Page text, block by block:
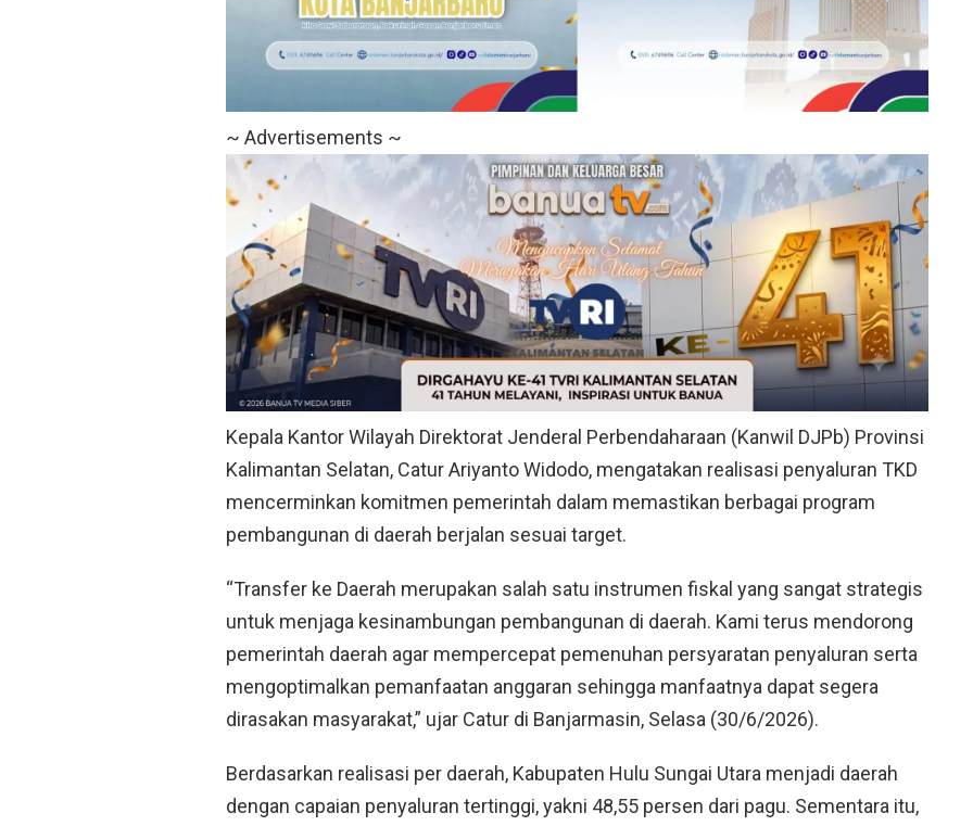
~ Advertisements ~
Kepala Kantor Wilayah Direktorat Jenderal Perbendaharaan (Kanwil DJPb) Provinsi
Kalimantan Selatan, Catur Ariyanto Widodo, mengatakan realisasi penyaluran TKD
mencerminkan komitmen pemerintah dalam memastikan berbagai program
pembangunan di daerah berjalan sesuai target.
“Transfer ke Daerah merupakan salah satu instrumen fiskal yang sangat strategis
untuk menjaga kesinambungan pembangunan di daerah. Kami terus mendorong
pemerintah daerah agar mempercepat pemenuhan persyaratan penyaluran serta
mengoptimalkan pemanfaatan anggaran sehingga manfaatnya dapat segera
dirasakan masyarakat,” ujar Catur di Banjarmasin, Selasa (30/6/2026).
Berdasarkan realisasi per daerah, Kabupaten Hulu Sungai Utara menjadi daerah
dengan capaian penyaluran tertinggi, yakni 48,55 persen dari pagu. Sementara itu,